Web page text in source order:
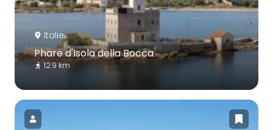
Italie
Phare d'Isola della Bocca
12.9 km